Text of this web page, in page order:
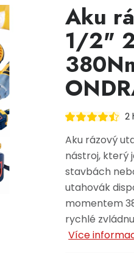
Aku
1/2"
2
Aku rázový
nástroj, který
stavbách
utahovák
momentem
rychlé
Více